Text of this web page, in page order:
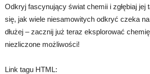
Odkryj fascynujący świat chemii i zgłębiaj jej
się, jak wiele niesamowitych odkryć czeka
dłużej – zacznij już teraz eksplorować
niezliczone możliwości!
Link tagu HTML: